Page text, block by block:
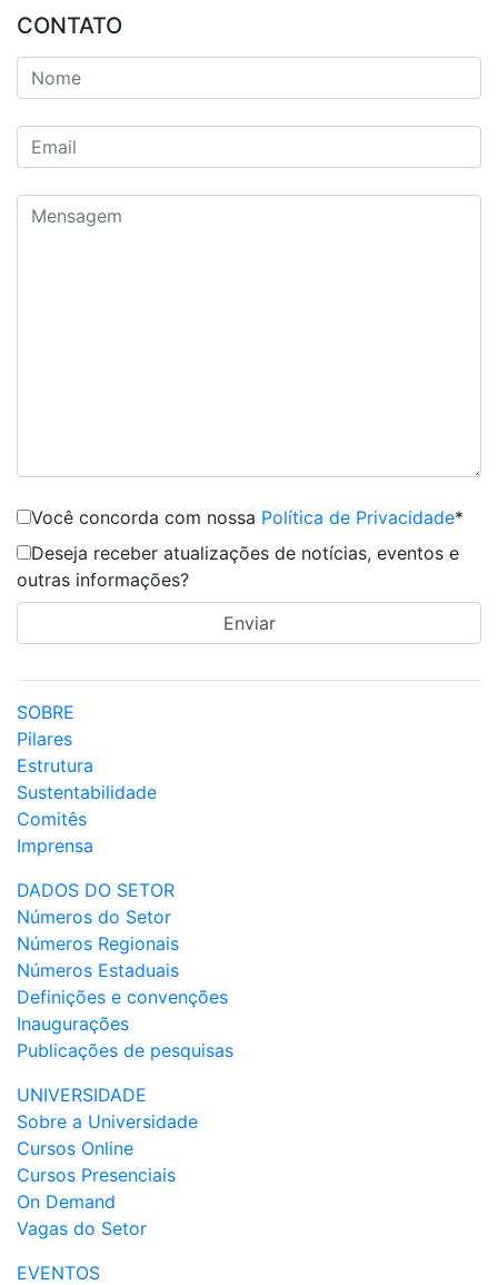
CONTATO
Você concorda com nossa Política de Privacidade*
Deseja receber atualizações de notícias, eventos e
outras informações?
SOBRE
Pilares
Estrutura
Sustentabilidade
Comitês
Imprensa
DADOS DO SETOR
Números do Setor
Números Regionais
Números Estaduais
Definições e convenções
Inaugurações
Publicações de pesquisas
UNIVERSIDADE
Sobre a Universidade
Cursos Online
Cursos Presenciais
On Demand
Vagas do Setor
EVENTOS